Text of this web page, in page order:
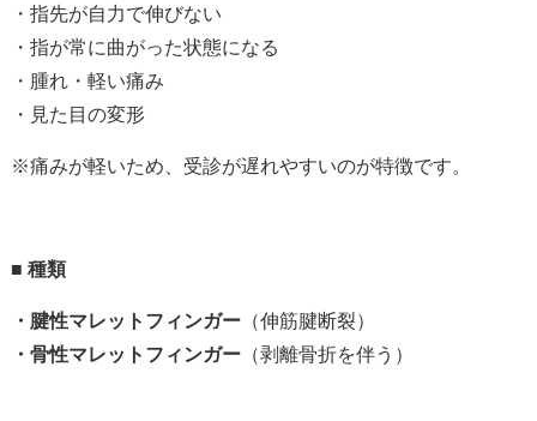
・指先が自力で伸びない
・指が常に曲がった状態になる
・腫れ・軽い痛み
・見た目の変形
※痛みが軽いため、受診が遅れやすいのが特徴です。
■ 種類
・腱性マレットフィンガー（伸筋腱断裂）
・骨性マレットフィンガー（剥離骨折を伴う）